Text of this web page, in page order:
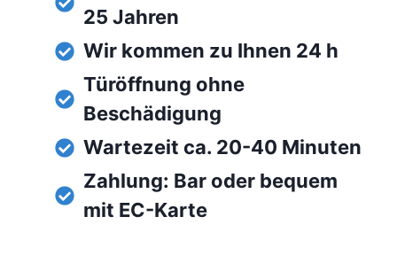
25 Jahren
Wir kommen zu Ihnen 24 h
Türöffnung ohne
Beschädigung
Wartezeit ca. 20-40 Minuten
Zahlung: Bar oder bequem
mit EC-Karte